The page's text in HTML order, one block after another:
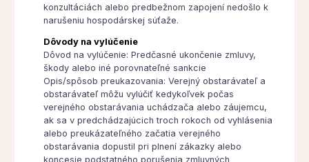
konzultáciách alebo predbežnom zapojení nedošlo k
narušeniu hospodárskej súťaže.
Dôvody na vylúčenie
Dôvod na vylúčenie: Predčasné ukončenie zmluvy,
škody alebo iné porovnateľné sankcie
Opis/spôsob preukazovania: Verejný obstarávateľ a
obstarávateľ môžu vylúčiť kedykoľvek počas
verejného obstarávania uchádzača alebo záujemcu,
ak sa v predchádzajúcich troch rokoch od vyhlásenia
alebo preukázateľného začatia verejného
obstarávania dopustil pri plnení zákazky alebo
koncesie podstatného porušenia zmluvných